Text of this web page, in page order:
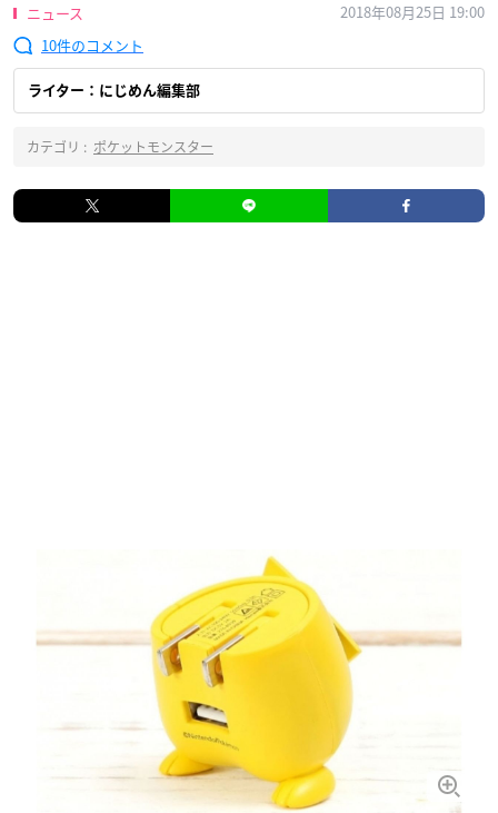
ニュース
2018年08月25日 19:00
10
ライター：にじめん編集部
カテゴリ : ポケットモンスター